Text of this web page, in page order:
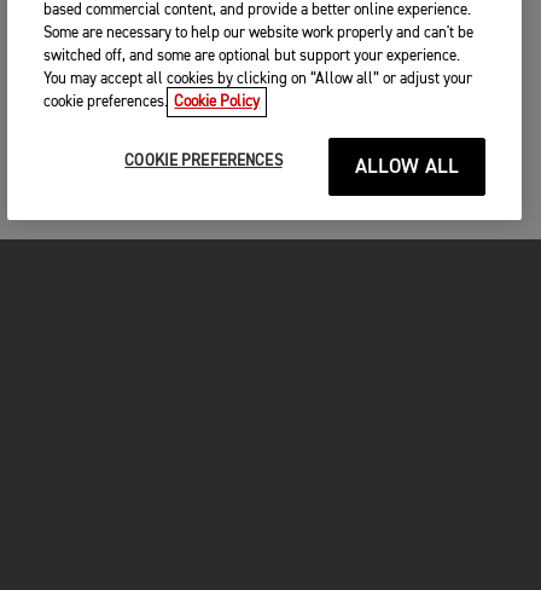
based commercial content, and provide a better online experience.
Some are necessary to help our website work properly and can't be
switched off, and some are optional but support your experience.
You may accept all cookies by clicking on “Allow all” or adjust your
cookie preferences. Cookie Policy
COOKIE PREFERENCES ALLOW ALL